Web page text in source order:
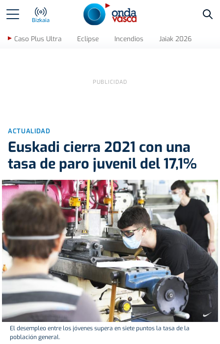
Bizkaia
Caso Plus Ultra Eclipse Incendios Jaiak 2026
ACTUALIDAD
Euskadi cierra 2021 con una
tasa de paro juvenil del 17,1%
El desempleo entre los jóvenes supera en siete puntos la tasa de la
población general.